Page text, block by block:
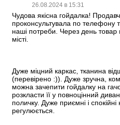
26.08.2024 в 15:31
Чудова якісна гойдалка!
проконсультувала по телефону
наші потреби. Через день
місті.
Дуже міцний каркас, тканина
(перевірено :)). Дуже зручна,
можна зачепити гойдалку на
розкласти її у повноцінний
поличку. Дуже приємні і
регулюється.